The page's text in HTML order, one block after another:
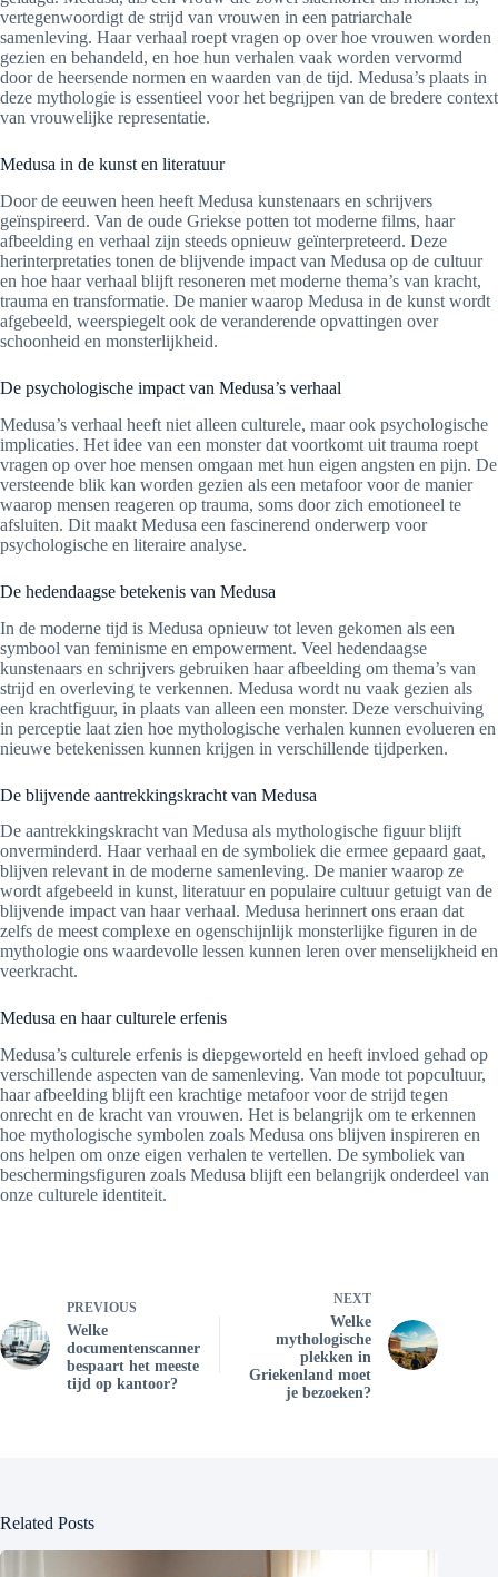
vertegenwoordigt de strijd van vrouwen in een patriarchale
samenleving. Haar verhaal roept vragen op over hoe vrouwen worden
gezien en behandeld, en hoe hun verhalen vaak worden vervormd
door de heersende normen en waarden van de tijd. Medusa’s plaats in
deze mythologie is essentieel voor het begrijpen van de bredere context
van vrouwelijke representatie.
Medusa in de kunst en literatuur
Door de eeuwen heen heeft Medusa kunstenaars en schrijvers
geïnspireerd. Van de oude Griekse potten tot moderne films, haar
afbeelding en verhaal zijn steeds opnieuw geïnterpreteerd. Deze
herinterpretaties tonen de blijvende impact van Medusa op de cultuur
en hoe haar verhaal blijft resoneren met moderne thema’s van kracht,
trauma en transformatie. De manier waarop Medusa in de kunst wordt
afgebeeld, weerspiegelt ook de veranderende opvattingen over
schoonheid en monsterlijkheid.
De psychologische impact van Medusa’s verhaal
Medusa’s verhaal heeft niet alleen culturele, maar ook psychologische
implicaties. Het idee van een monster dat voortkomt uit trauma roept
vragen op over hoe mensen omgaan met hun eigen angsten en pijn. De
versteende blik kan worden gezien als een metafoor voor de manier
waarop mensen reageren op trauma, soms door zich emotioneel te
afsluiten. Dit maakt Medusa een fascinerend onderwerp voor
psychologische en literaire analyse.
De hedendaagse betekenis van Medusa
In de moderne tijd is Medusa opnieuw tot leven gekomen als een
symbool van feminisme en empowerment. Veel hedendaagse
kunstenaars en schrijvers gebruiken haar afbeelding om thema’s van
strijd en overleving te verkennen. Medusa wordt nu vaak gezien als
een krachtfiguur, in plaats van alleen een monster. Deze verschuiving
in perceptie laat zien hoe mythologische verhalen kunnen evolueren en
nieuwe betekenissen kunnen krijgen in verschillende tijdperken.
De blijvende aantrekkingskracht van Medusa
De aantrekkingskracht van Medusa als mythologische figuur blijft
onverminderd. Haar verhaal en de symboliek die ermee gepaard gaat,
blijven relevant in de moderne samenleving. De manier waarop ze
wordt afgebeeld in kunst, literatuur en populaire cultuur getuigt van de
blijvende impact van haar verhaal. Medusa herinnert ons eraan dat
zelfs de meest complexe en ogenschijnlijk monsterlijke figuren in de
mythologie ons waardevolle lessen kunnen leren over menselijkheid en
veerkracht.
Medusa en haar culturele erfenis
Medusa’s culturele erfenis is diepgeworteld en heeft invloed gehad op
verschillende aspecten van de samenleving. Van mode tot popcultuur,
haar afbeelding blijft een krachtige metafoor voor de strijd tegen
onrecht en de kracht van vrouwen. Het is belangrijk om te erkennen
hoe mythologische symbolen zoals Medusa ons blijven inspireren en
ons helpen om onze eigen verhalen te vertellen. De symboliek van
beschermingsfiguren zoals Medusa blijft een belangrijk onderdeel van
onze culturele identiteit.
PREVIOUS
Welke
documentenscanner
bespaart het meeste
tijd op kantoor?
NEXT
Welke
mythologische
plekken in
Griekenland moet
je bezoeken?
Related Posts